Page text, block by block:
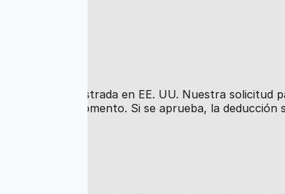
de lucro registrada en EE. UU. Nuestra
en este momento. Si se aprueba, la